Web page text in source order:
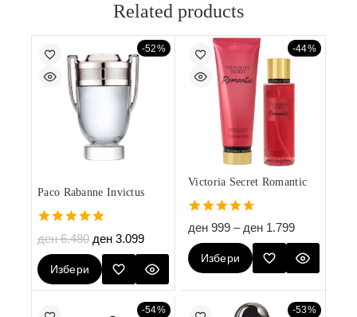
Related products
-52%
Paco Rabanne Invictus
5.00
out of 5
ден6.480 ден 3.099
Избери
Опции
-44%
Victoria Secret Romantic
4.67
out of 5
ден 999 – ден 1.799
Избери
-54% -53%